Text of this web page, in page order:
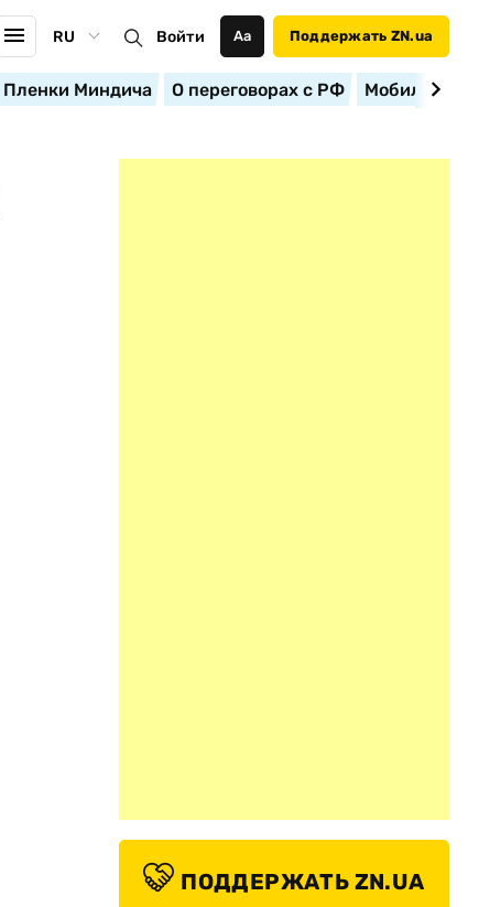
RU Войти Аа Поддержать ZN.ua
Пленки Миндича О переговорах с РФ
ПОДДЕРЖАТЬ ZN.UA